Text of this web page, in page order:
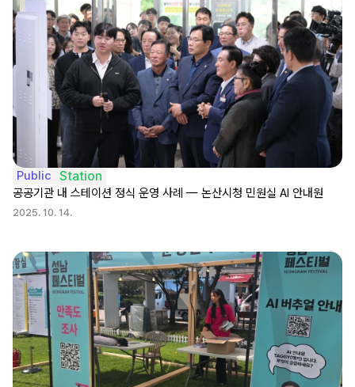
Public Station
공공기관 내 스테이션 정식 운영 사례 — 논산시청 민원실 AI 안내원
2025. 10. 14.